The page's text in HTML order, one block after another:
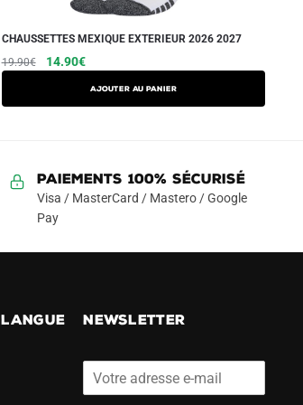
CHAUSSETTES MEXIQUE EXTERIEUR 2026 2027
19.90€
Le
14.90€Le
Ajouter au panier
Paiements 100% Sécurisé
Visa / MasterCard / Mastero / Google
Pay
LANGUE NEWSLETTER